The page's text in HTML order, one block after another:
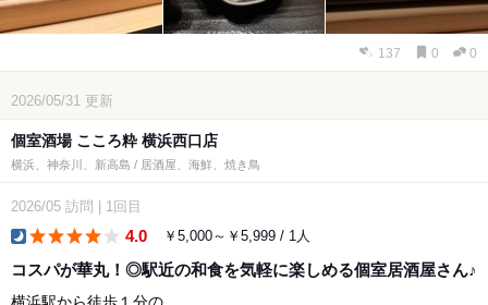
137 0 0
2026/05/31 更新
個室酒場 こころ粋 横浜西口店
横浜、神奈川、新高島 / 居酒屋、海鮮、焼き鳥
2026/05 訪問 1回目
4.0 ￥5,000～￥5,999 / 1人
コスパが華丸！◎駅近の和食を気軽に楽しめる個室居酒屋さん♪